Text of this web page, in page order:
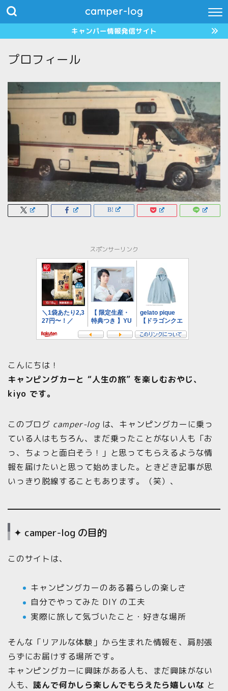
camper-log
キャンパー情報発信サイト
プロフィール
スポンサーリンク
こんにちは！
キャンピングカーと “人生の旅” を楽しむおやじ、
kiyo です。
このブログ camper-logは、キャンピングカーに乗っ
ている人はもちろん、まだ乗ったことがない人も「お
っ、ちょっと面白そう！」と思ってもらえるような情
報を届けたいと思って始めました。ときどき記事が思
いっきり脱線することもあります。（笑）、
✦ camper-log の目的
このサイトは、
キャンピングカーのある暮らしの楽しさ
自分でやってみた DIY の工夫
実際に旅して気づいたこと・好きな場所
そんな「リアルな体験」から生まれた情報を、肩肘張
らずにお届けする場所です。
キャンピングカーに興味がある人も、まだ興味がない
人も、読んで何かしら楽しんでもらえたら嬉しいな と